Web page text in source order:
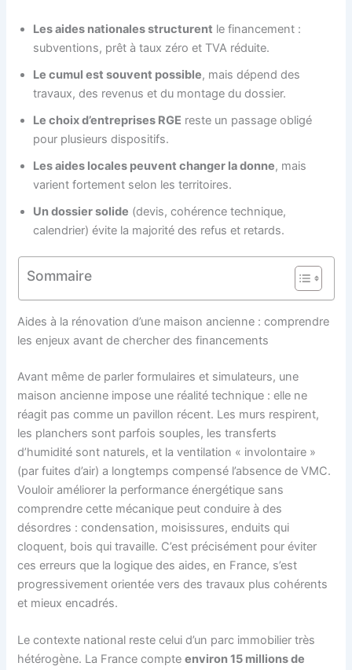
Les aides nationales structurent le financement :
subventions, prêt à taux zéro et TVA réduite.
Le cumul est souvent possible, mais dépend des
travaux, des revenus et du montage du dossier.
Le choix d’entreprises RGE reste un passage obligé
pour plusieurs dispositifs.
Les aides locales peuvent changer la donne, mais
varient fortement selon les territoires.
Un dossier solide (devis, cohérence technique,
calendrier) évite la majorité des refus et retards.
Sommaire
Aides à la rénovation d’une maison ancienne : comprendre
les enjeux avant de chercher des financements
Avant même de parler formulaires et simulateurs, une
maison ancienne impose une réalité technique : elle ne
réagit pas comme un pavillon récent. Les murs respirent,
les planchers sont parfois souples, les transferts
d’humidité sont naturels, et la ventilation « involontaire »
(par fuites d’air) a longtemps compensé l’absence de VMC.
Vouloir améliorer la performance énergétique sans
comprendre cette mécanique peut conduire à des
désordres : condensation, moisissures, enduits qui
cloquent, bois qui travaille. C’est précisément pour éviter
ces erreurs que la logique des aides, en France, s’est
progressivement orientée vers des travaux plus cohérents
et mieux encadrés.
Le contexte national reste celui d’un parc immobilier très
hétérogène. La France compteenviron 15 millions de